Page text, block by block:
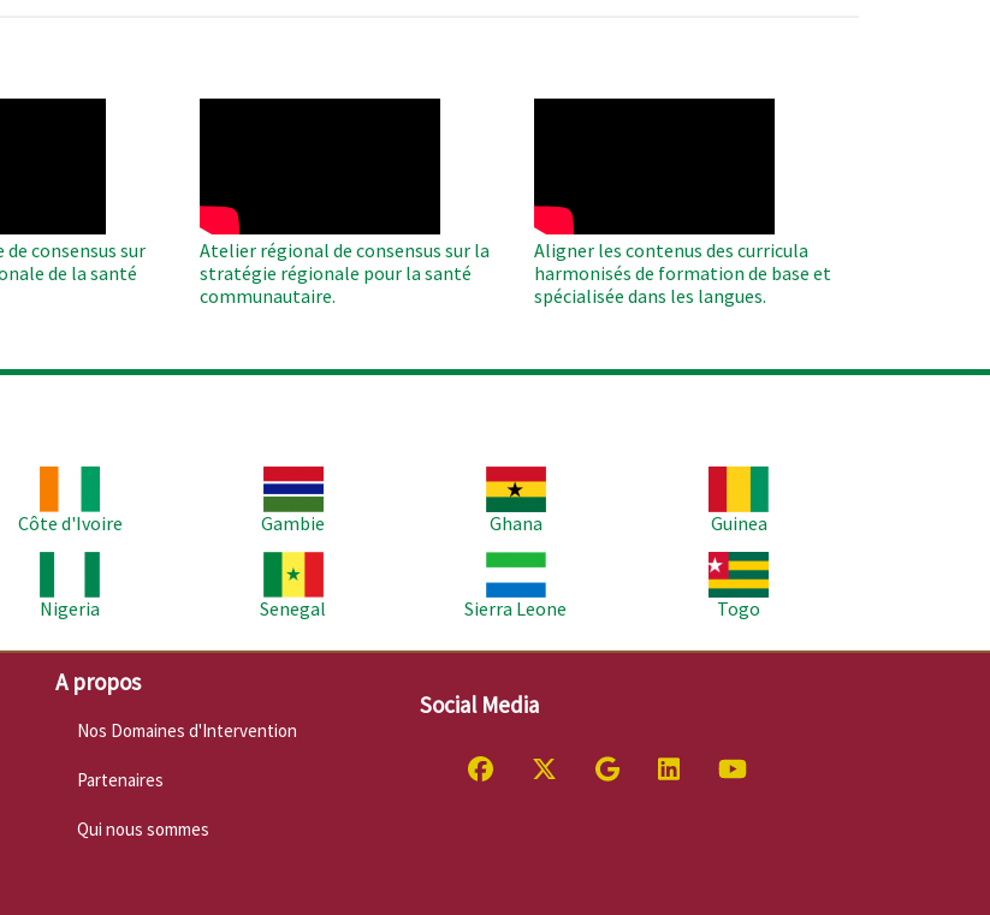
consensus sur
de la santé
Atelier régional de consensus sur la
stratégie régionale pour la santé
communautaire.
Aligner les contenus des curricula
harmonisés de formation de base et
spécialisée dans les langues.
Côte d'Ivoire
Gambie
Ghana
Guinea
Nigeria
Senegal
Sierra Leone
Togo
A propos
Nos Domaines d'Intervention
Partenaires
Qui nous sommes
Social Media